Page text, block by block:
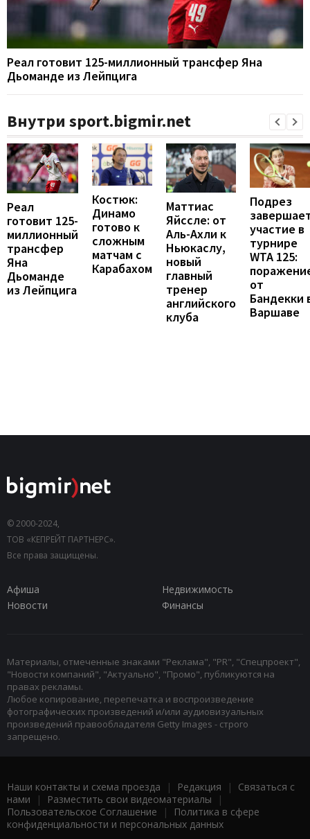
Реал готовит 125-миллионный трансфер Яна
Дьоманде из Лейпцига
Внутри sport.bigmir.net
Реал
готовит 125-
миллионный
трансфер
Яна
Дьоманде
из Лейпцига
Костюк:
Динамо
готово к
сложным
матчам с
Карабахом
Маттиас
Яйссле: от
Аль-Ахли к
Ньюкаслу,
новый
главный
тренер
английского
клуба
Подрез
участие в
турнире
WTA 125:
от
Бандекки
Варшаве
© 2000-2024,
ТОВ «КЕПРЕЙТ ПАРТНЕРС».
Все права защищены.
Афиша
Недвижимость
Новости
Финансы
Материалы, отмеченные знаками "Реклама", "PR", "Спецпроект",
"Новости компаний", "Актуально", "Промо", публикуются на
правах рекламы.
Любое копирование, перепечатка и воспроизведение
фотографических произведений и/или аудиовизуальных
произведений правообладателя Getty Images - строго
запрещено.
Наши контакты и схема проезда | Редакция | Связаться с
нами | Разместить свои видеоматериалы |
Пользовательское Соглашение |
Политика в сфере
конфиденциальности и персональных данных